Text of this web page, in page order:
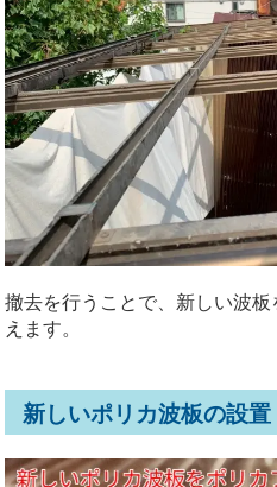
撤去を行うことで、新しい波
えます。
新しいポリカ波板の設置